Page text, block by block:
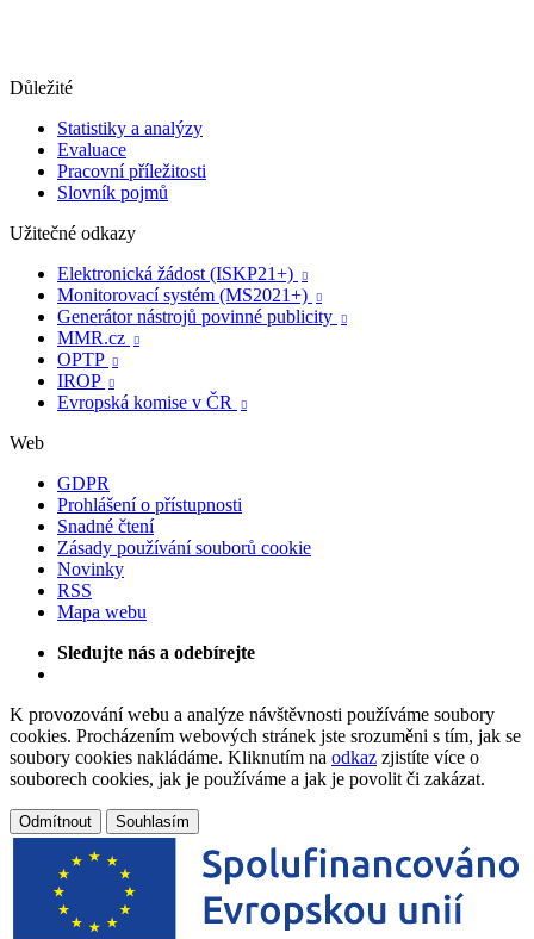
Důležité
Statistiky a analýzy
Evaluace
Pracovní příležitosti
Slovník pojmů
Užitečné odkazy
Elektronická žádost (ISKP21+)

Monitorovací systém (MS2021+) 
Generátor nástrojů povinné publicity 
MMR.cz 
OPTP 
IROP 
Evropská komise v ČR 
Web
GDPR
Prohlášení o přístupnosti
Snadné čtení
Zásady používání souborů cookie
Novinky
RSS
Mapa webu
Sledujte nás a odebírejte
K provozování webu a analýze návštěvnosti používáme soubory
cookies. Procházením webových stránek jste srozuměni s tím, jak se
soubory cookies nakládáme. Kliknutím na odkaz zjistíte více o
souborech cookies, jak je používáme a jak je povolit či zakázat.
Odmítnout Souhlasím